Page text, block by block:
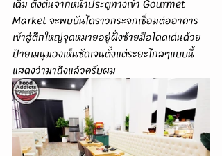
Market จะพบบันไดราวกระจกเชื่อมต่ออาคาร
เข้าสู่ตึกใหญ่จุดหมายอยู่ฝั่งซ้ายมือโดดเด่นด้วย
ป้ายเมนูมองเห็นชัดเจนตั้งแต่ระยะไกลๆแบบนี้
แสดงว่ามาถึงแล้วครับผม